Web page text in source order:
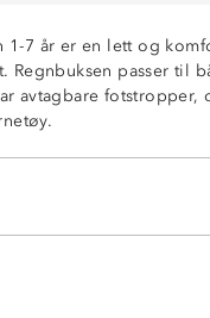
1-7 år er en lett og
Regnbuksen passer til
avtagbare
økt sikkerhet
(PU)